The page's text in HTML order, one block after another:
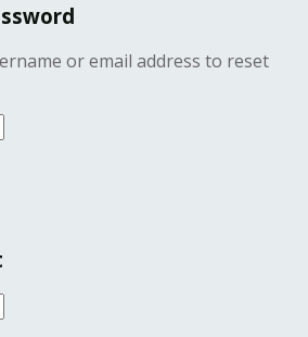
or email address to reset